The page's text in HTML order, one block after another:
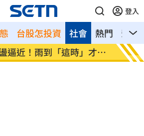
登入
台股怎投資 熱門 影音
社會
逼近！雨到「這時」才趨
最遺
事